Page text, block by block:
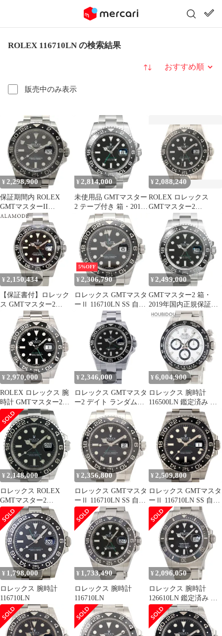
ROLEX 116710LN の検索結果
販売中のみ表示
並び替え
¥ 2,298,900
保証期間内 ROLEX
GMTマスターII
116710LN 自動巻き 腕
¥ 2,814,000
未使用品 GMTマスター
2 テープ付き 箱・2018
年保証書付き
Ref.116710LN メンズ 腕
時計
¥ 2,088,240
ROLEX ロレックス
GMTマスター2
116710LN 腕時計 ステ
ンレススチール/セラミ
ック ブラック文字盤 自
動巻き メンズ【中古】
¥ 2,150,434
【保証書付】ロレック
ス GMTマスター2
116710LN SS M番 ブラ
ック 自動巻き メンズ
41100093876【中古】
【アラモード】
5%OFF
¥ 2,306,790
ロレックス GMTマスタ
ーⅡ 116710LN SS 自動
巻 ランダム番
¥ 2,499,000
GMTマスター2 箱・
2019年国内正規保証書
付き Ref.116710LN 中古
品 メンズ 腕時計
¥ 2,970,000
ROLEX ロレックス 腕
時計 GMTマスター2
116710LN
¥ 2,346,000
ロレックス GMTマスタ
ー2 デイト ランダムシ
リアル ルーレット
116710LN ROLEX 腕時
計 黒文字盤
¥ 6,004,900
ロレックス 腕時計
116500LN 鑑定済み ブ
ランド
¥ 2,148,000
ロレックス ROLEX
GMTマスター2
116710LN 腕時計 SS 自
動巻き ブラック メンズ
【中古】
¥ 2,356,800
ロレックス GMTマスタ
ーⅡ 116710LN SS 自動
巻 M番
¥ 2,509,800
ロレックス GMTマスタ
ーⅡ 116710LN SS 自動
巻 ランダム番
¥ 1,798,000
ロレックス 腕時計
116710LN
¥ 1,733,490
ロレックス 腕時計
116710LN
¥ 2,096,050
ロレックス 腕時計
126610LN 鑑定済み ブ
ランド